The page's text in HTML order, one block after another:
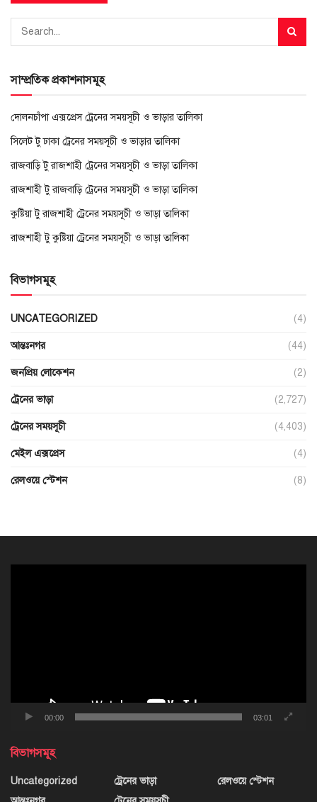
সাম্প্রতিক প্রকাশনাসমূহ
দোলনচাঁপা এক্সপ্রেস ট্রেনের সময়সূচী ও ভাড়ার তালিকা
সিলেট টু ঢাকা ট্রেনের সময়সূচী ও ভাড়ার তালিকা
রাজবাড়ি টু রাজশাহী ট্রেনের সময়সূচী ও ভাড়া তালিকা
রাজশাহী টু রাজবাড়ি ট্রেনের সময়সূচী ও ভাড়া তালিকা
কুষ্টিয়া টু রাজশাহী ট্রেনের সময়সূচী ও ভাড়া তালিকা
রাজশাহী টু কুষ্টিয়া ট্রেনের সময়সূচী ও ভাড়া তালিকা
বিভাগসমূহ
UNCATEGORIZED (4)
আন্তঃনগর (44)
জনপ্রিয় লোকেশন (2)
ট্রেনের ভাড়া (2,727)
ট্রেনের সময়সূচী (4,403)
মেইল এক্সপ্রেস (4)
রেলওয়ে স্টেশন (8)
00:00 03:01
বিভাগসমূহ
Uncategorized
ট্রেনের ভাড়া
রেলওয়ে স্টেশন